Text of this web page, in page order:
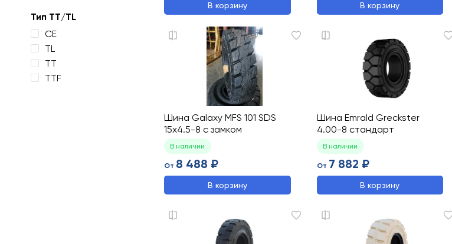
Тип TT/TL
CE
TL
TT
TTF
В корзину В корзину
Шина Galaxy MFS 101 SDS
15x4.5-8 с замком
В наличии
От 8 488 ₽
В корзину
Шина Emrald Greckster
4.00-8 стандарт
В наличии
От 7 882 ₽
В корзину